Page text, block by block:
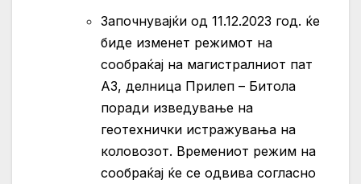
Започнувајќи од 11.12.2023 год. ќе
биде изменет режимот на
сообраќај на магистралниот пат
A3, делница Прилеп – Битола
поради изведување на
геотехнички истражувања на
коловозот. Времениот режим на
сообраќај ќе се одвива согласно